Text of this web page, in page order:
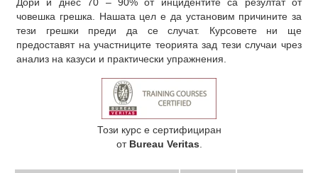
човешка грешка. Нашата цел е да установим причините за
тези грешки преди да се случат. Курсовете ни ще
предоставят на участниците теорията зад тези случаи чрез
анализ на казуси и практически упражнения.
Този курс е сертифициран
от Bureau Veritas